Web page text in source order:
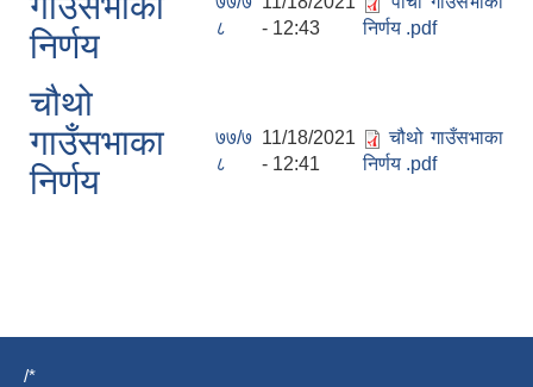
निर्णय
८
- 12:43
निर्णय .pdf
चौथो
गाउँसभाका
निर्णय
७७/७
८
11/18/2021
- 12:41
चौथो गाउँसभाका
निर्णय .pdf
/*